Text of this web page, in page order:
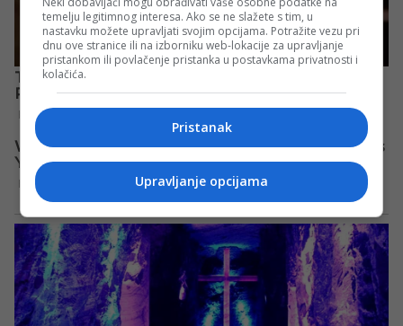
temelju legitimnog interesa. Ako se ne slažete s tim, u
nastavku možete upravljati svojim opcijama. Potražite vezu pri
dnu ove stranice ili na izborniku web-lokacije za upravljanje
pristankom ili povlačenje pristanka u postavkama privatnosti i
kolačića.
Pristanak
Upravljanje opcijama